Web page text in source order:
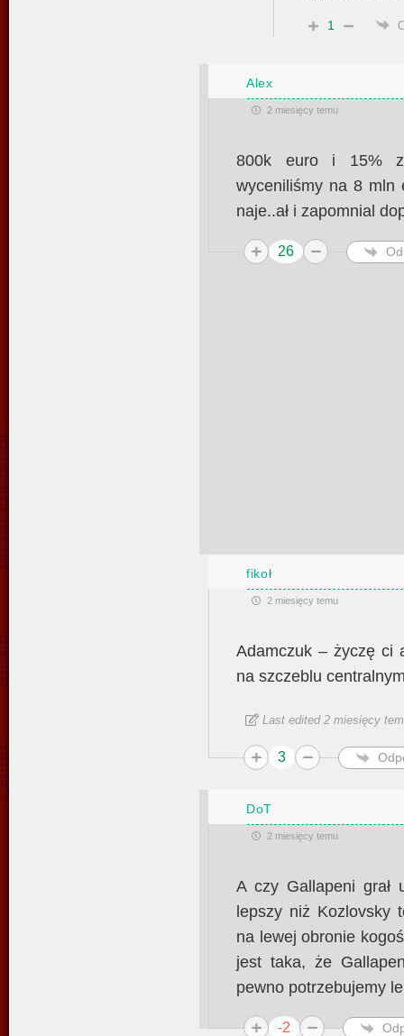
1
Alex
2 miesięcy temu
800k euro i 15%
wyceniliśmy na 8
naje..ał i zapomnial
26
fikoł
2 miesięcy temu
Adamczuk – życzę ci
na szczeblu
Last edited 2 miesięcy
3
DoT
2 miesięcy temu
A czy Gallapeni grał
lepszy niż Kozlovsky
na lewej obronie
jest taka, że
pewno potrzebujemy
-2